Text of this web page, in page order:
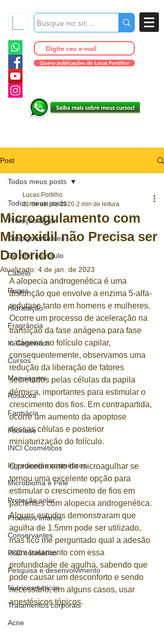
Quero publicações do Lucas Portilho!
Post
Todos meus posts
Proteção Solar
Despigmentantes
De olho no rótulo
Cabelo
Rugas
Hidratação
Fragrância
In Cosmetics
Cursos
Maquiagem
Rosacea
Farmácia
Psoríase
INCI Cosméticos
Ingredientes cosméticos
Microbioma e Pele
Proteção solar
Produtos infantis
Conservantes
P&D cosmético
Pesquisa e desenvolvimento
Nutricosméticos
Tratamentos corporais
Acne
Todos meus posts
Microagulamento com
Minoxidil não Precisa ser
Dolorido
Lucas Portilho
21 de set. de 2020 2 min de leitura
Atualizado: 4 de jan. de 2023
A alopecia androgenética é uma
disfunção que envolve a enzima 5-alfa-
redutase tanto em homens e mulheres.
Ocorre um processo de aceleração na
transição da fase anágena para fase
catágena no folículo capilar,
consequentemente, observamos uma
redução da liberação de fatores
secretados pelas células da papila
dérmica, importantes para estimular o
crescimento dos fios. Em contrapartida,
ocorre um aumento da apoptose
dessas células e posterior
miniaturização do folículo.
O procedimento de microagulhar se
tornou uma excelente opção para
estimular o crescimento de fios em
pacientes com alopecia androgenética.
Alguns estudos demonstraram que
agulha de 1.5mm pode ser utilizado,
mas fico me perguntado qual a adesão
a um tratamento com essa
profundidade de agulha, sabendo que
pode causar um desconforto e sendo
necessário, em alguns casos, usar
anestésicos tópicos.